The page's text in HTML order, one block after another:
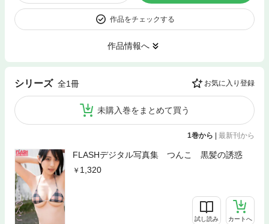
作品をチェックする
作品情報へ
シリーズ 全1冊 お気に入り登録
未購入巻をまとめて買う
1巻から 最新刊から
FLASHデジタル写真集 つんこ 黒髪の誘惑
1,320
試し読み カートへ